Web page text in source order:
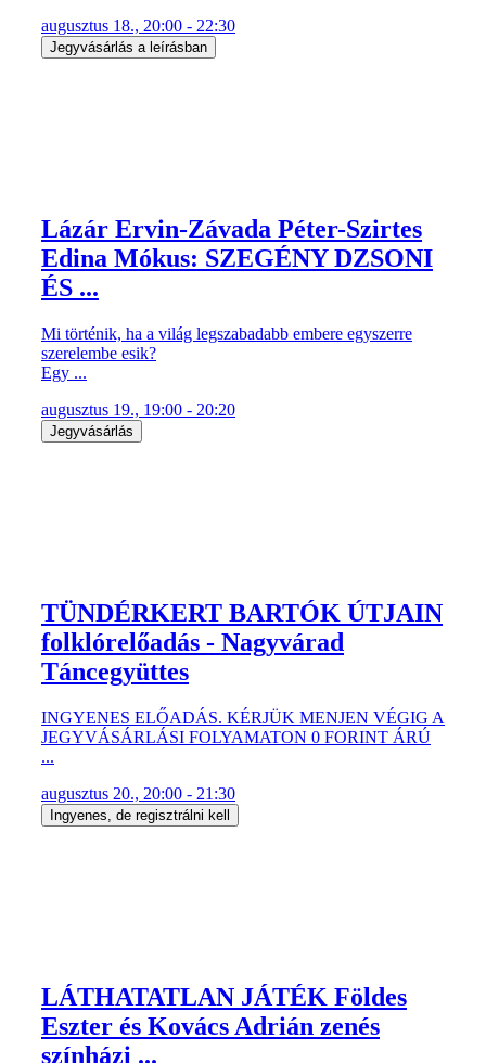
augusztus 18., 20:00 - 22:30
Jegyvásárlás a leírásban
Lázár Ervin-Závada Péter-Szirtes
Edina Mókus: SZEGÉNY DZSONI
ÉS ...
Mi történik, ha a világ legszabadabb embere egyszerre
szerelembe esik?
Egy ...
augusztus 19., 19:00 - 20:20
Jegyvásárlás
TÜNDÉRKERT BARTÓK ÚTJAIN
folklórelőadás - Nagyvárad
Táncegyüttes
INGYENES ELŐADÁS. KÉRJÜK MENJEN VÉGIG A
JEGYVÁSÁRLÁSI FOLYAMATON 0 FORINT ÁRÚ
...
augusztus 20., 20:00 - 21:30
Ingyenes, de regisztrálni kell
LÁTHATATLAN JÁTÉK Földes
Eszter és Kovács Adrián zenés
színházi ...